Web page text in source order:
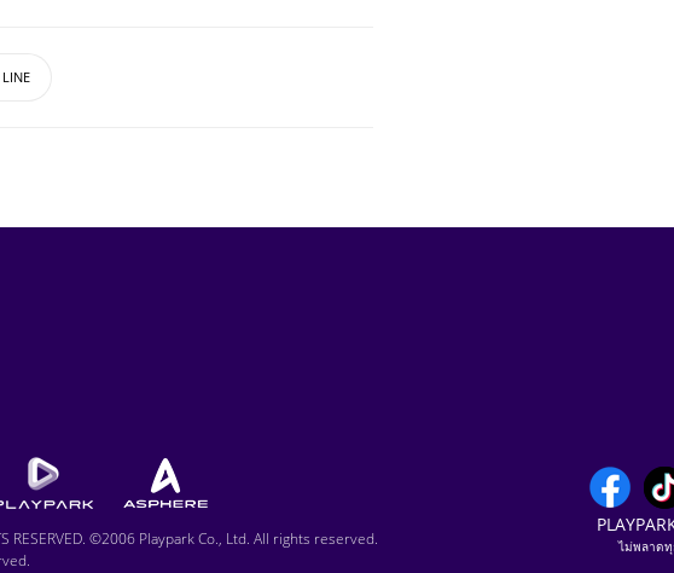
LINE
ไม่พลาดทุ
RESERVED. ©2006 Playpark Co., Ltd. All rights reserved.